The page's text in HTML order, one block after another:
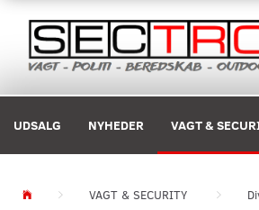
UDSALG NYHEDER VAGT &
VAGT & SECURITY